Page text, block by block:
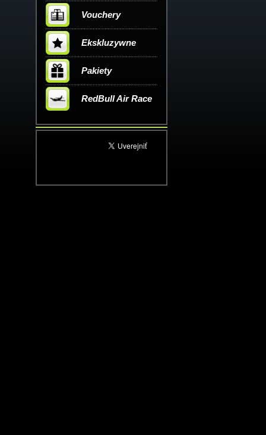
Vouchery
Ekskluzywne
Pakiety
RedBull Air Race